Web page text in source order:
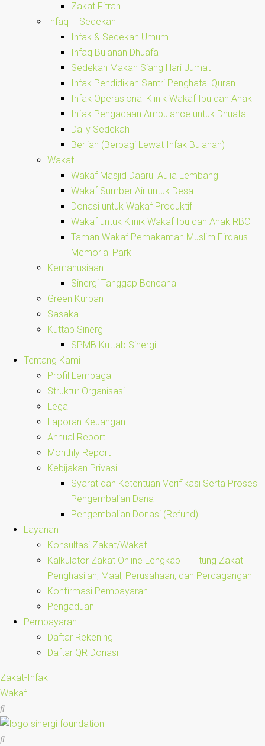
Zakat Fitrah
Infaq – Sedekah
Infak & Sedekah Umum
Infaq Bulanan Dhuafa
Sedekah Makan Siang Hari Jumat
Infak Pendidikan Santri Penghafal Quran
Infak Operasional Klinik Wakaf Ibu dan Anak
Infak Pengadaan Ambulance untuk Dhuafa
Daily Sedekah
Berlian (Berbagi Lewat Infak Bulanan)
Wakaf
Wakaf Masjid Daarul Aulia Lembang
Wakaf Sumber Air untuk Desa
Donasi untuk Wakaf Produktif
Wakaf untuk Klinik Wakaf Ibu dan Anak RBC
Taman Wakaf Pemakaman Muslim Firdaus
Memorial Park
Kemanusiaan
Sinergi Tanggap Bencana
Green Kurban
Sasaka
Kuttab Sinergi
SPMB Kuttab Sinergi
Tentang Kami
Profil Lembaga
Struktur Organisasi
Legal
Laporan Keuangan
Annual Report
Monthly Report
Kebijakan Privasi
Syarat dan Ketentuan Verifikasi Serta Proses
Pengembalian Dana
Pengembalian Donasi (Refund)
Layanan
Konsultasi Zakat/Wakaf
Kalkulator Zakat Online Lengkap – Hitung Zakat
Penghasilan, Maal, Perusahaan, dan Perdagangan
Konfirmasi Pembayaran
Pengaduan
Pembayaran
Daftar Rekening
Daftar QR Donasi
Zakat-Infak
Wakaf